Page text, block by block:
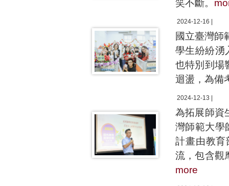
笑不斷。
2024-12-16 |
國立臺灣師
學生紛紛湧
也特別到場
迴盪，為備
2024-12-13 |
為拓展師資
灣師範大學
計畫由教育
流，包含觀
more